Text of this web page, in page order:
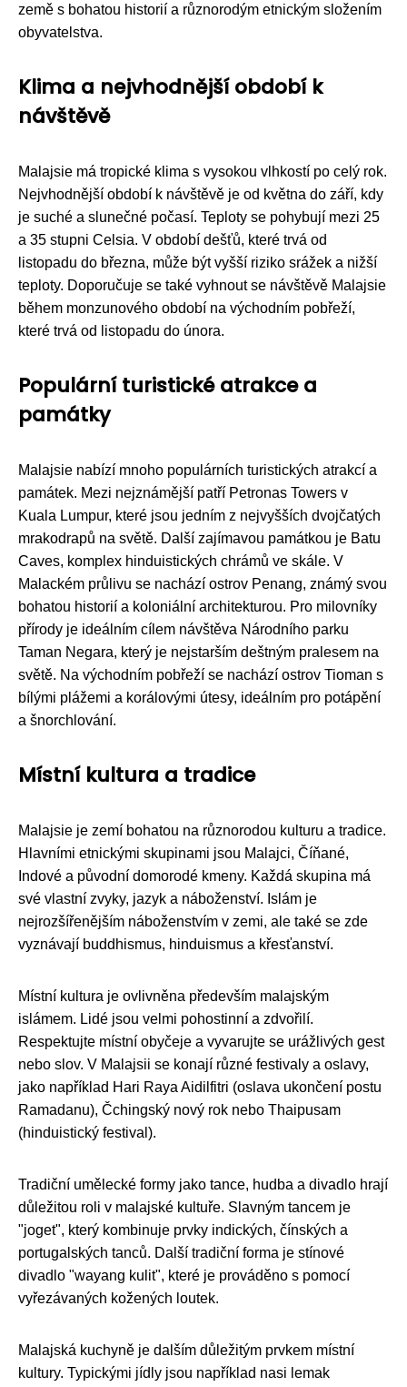
země s bohatou historií a různorodým etnickým složením
obyvatelstva.
Klima a nejvhodnější období k
návštěvě
Malajsie má tropické klima s vysokou vlhkostí po celý rok.
Nejvhodnější období k návštěvě je od května do září, kdy
je suché a slunečné počasí. Teploty se pohybují mezi 25
a 35 stupni Celsia. V období dešťů, které trvá od
listopadu do března, může být vyšší riziko srážek a nižší
teploty. Doporučuje se také vyhnout se návštěvě Malajsie
během monzunového období na východním pobřeží,
které trvá od listopadu do února.
Populární turistické atrakce a
památky
Malajsie nabízí mnoho populárních turistických atrakcí a
památek. Mezi nejznámější patří Petronas Towers v
Kuala Lumpur, které jsou jedním z nejvyšších dvojčatých
mrakodrapů na světě. Další zajímavou památkou je Batu
Caves, komplex hinduistických chrámů ve skále. V
Malackém průlivu se nachází ostrov Penang, známý svou
bohatou historií a koloniální architekturou. Pro milovníky
přírody je ideálním cílem návštěva Národního parku
Taman Negara, který je nejstarším deštným pralesem na
světě. Na východním pobřeží se nachází ostrov Tioman s
bílými plážemi a korálovými útesy, ideálním pro potápění
a šnorchlování.
Místní kultura a tradice
Malajsie je zemí bohatou na různorodou kulturu a tradice.
Hlavními etnickými skupinami jsou Malajci, Číňané,
Indové a původní domorodé kmeny. Každá skupina má
své vlastní zvyky, jazyk a náboženství. Islám je
nejrozšířenějším náboženstvím v zemi, ale také se zde
vyznávají buddhismus, hinduismus a křesťanství.
Místní kultura je ovlivněna především malajským
islámem. Lidé jsou velmi pohostinní a zdvořilí.
Respektujte místní obyčeje a vyvarujte se urážlivých gest
nebo slov. V Malajsii se konají různé festivaly a oslavy,
jako například Hari Raya Aidilfitri (oslava ukončení postu
Ramadanu), Čchingský nový rok nebo Thaipusam
(hinduistický festival).
Tradiční umělecké formy jako tance, hudba a divadlo hrají
důležitou roli v malajské kultuře. Slavným tancem je
"joget", který kombinuje prvky indických, čínských a
portugalských tanců. Další tradiční forma je stínové
divadlo "wayang kulit", které je prováděno s pomocí
vyřezávaných kožených loutek.
Malajská kuchyně je dalším důležitým prvkem místní
kultury. Typickými jídly jsou například nasi lemak